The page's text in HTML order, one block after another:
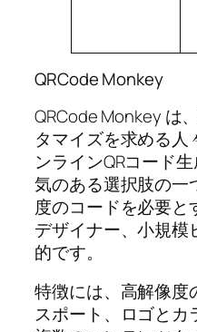
QRCode Monkey
QRCode Monkey は
タマイズを求める人
ンラインQRコード
気のある選択肢の一
度のコードを必要と
デザイナー、小規模
的です。
特徴には、高解像度
スポート、ロゴとカ